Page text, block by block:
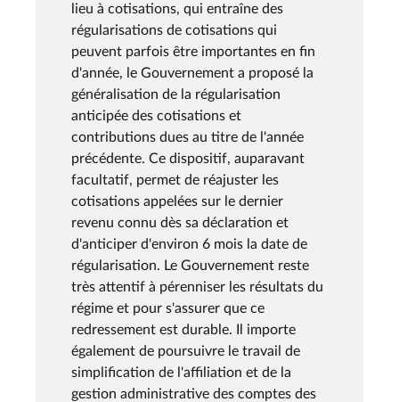
lieu à cotisations, qui entraîne des
régularisations de cotisations qui
peuvent parfois être importantes en fin
d'année, le Gouvernement a proposé la
généralisation de la régularisation
anticipée des cotisations et
contributions dues au titre de l'année
précédente. Ce dispositif, auparavant
facultatif, permet de réajuster les
cotisations appelées sur le dernier
revenu connu dès sa déclaration et
d'anticiper d'environ 6 mois la date de
régularisation. Le Gouvernement reste
très attentif à pérenniser les résultats du
régime et pour s'assurer que ce
redressement est durable. Il importe
également de poursuivre le travail de
simplification de l'affiliation et de la
gestion administrative des comptes des